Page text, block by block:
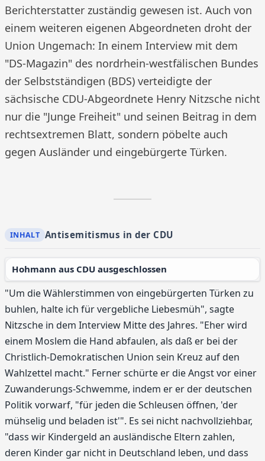
Berichterstatter zuständig gewesen ist. Auch von
einem weiteren eigenen Abgeordneten droht der
Union Ungemach: In einem Interview mit dem
"DS-Magazin" des nordrhein-westfälischen Bundes
der Selbstständigen (BDS) verteidigte der
sächsische CDU-Abgeordnete Henry Nitzsche nicht
nur die "Junge Freiheit" und seinen Beitrag in dem
rechtsextremen Blatt, sondern pöbelte auch
gegen Ausländer und eingebürgerte Türken.
Antisemitismus in der CDU
Hohmann aus CDU ausgeschlossen
"Um die Wählerstimmen von eingebürgerten Türken zu
buhlen, halte ich für vergebliche Liebesmüh", sagte
Nitzsche in dem Interview Mitte des Jahres. "Eher wird
einem Moslem die Hand abfaulen, als daß er bei der
Christlich-Demokratischen Union sein Kreuz auf den
Wahlzettel macht." Ferner schürte er die Angst vor einer
Zuwanderungs-Schwemme, indem er er der deutschen
Politik vorwarf, "für jeden die Schleusen öffnen, 'der
mühselig und beladen ist'". Es sei nicht nachvollziehbar,
"dass wir Kindergeld an ausländische Eltern zahlen,
deren Kinder gar nicht in Deutschland leben, und dass